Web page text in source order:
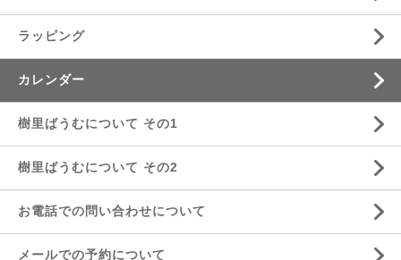
ラッピング
カレンダー
樹里ばうむについて その1
樹里ばうむについて その2
お電話での問い合わせについて
メールでの予約について